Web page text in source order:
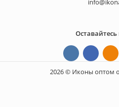
Оставайтесь
2026 © Иконы оптом